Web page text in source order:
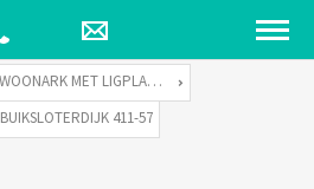
WOONARK MET LIGPLAATS
BUIKSLOTERDIJK 411-57